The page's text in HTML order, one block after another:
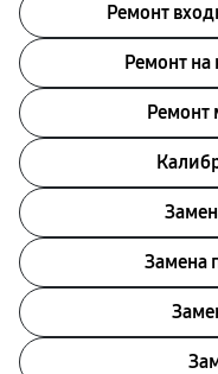
Ремонт
Ремонт
Ремонт
Замена